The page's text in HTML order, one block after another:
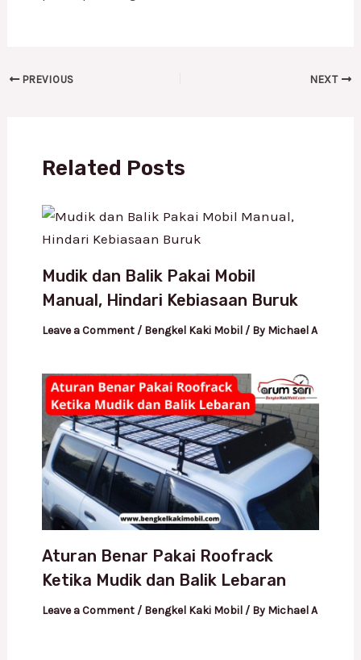
PREVIOUS NEXT
Related Posts
Mudik dan Balik Pakai Mobil
Manual, Hindari Kebiasaan Buruk
Leave a Comment / Bengkel Kaki Mobil/ By Michael A
Aturan Benar Pakai Roofrack
Ketika Mudik dan Balik Lebaran
Leave a Comment / Bengkel Kaki Mobil/ By Michael A